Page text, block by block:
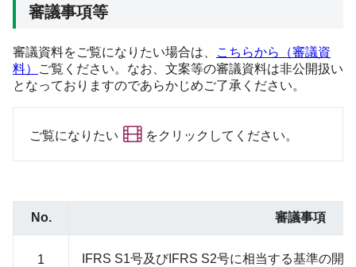
審議事項等
審議資料をご覧になりたい場合は、
こちらから（審議資
料）
ご覧ください。なお、文案等の審議資料は非公開扱い
となっておりますのであらかじめご了承ください。
ご覧になりたい をクリックしてください。
No. 審議事項
1 IFRS S1号及びIFRS S2号に相当する基準の開